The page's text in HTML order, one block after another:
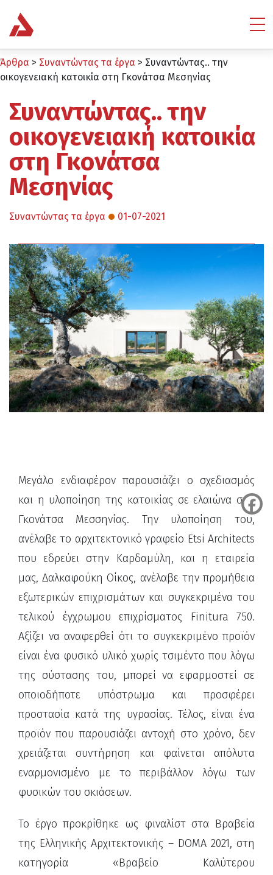
Άρθρα > Συναντώντας τα έργα > Συναντώντας.. την
οικογενειακή κατοικία στη Γκονάτσα Μεσηνίας
Συναντώντας.. την
οικογενειακή κατοικία
στη Γκονάτσα
Μεσηνίας
Συναντώντας τα έργα 01-07-2021
Μεγάλο ενδιαφέρον παρουσιάζει ο σχεδιασμός
και η υλοποίηση της κατοικίας σε ελαιώνα στη
Γκονάτσα Μεσσηνίας. Την υλοποίηση του,
ανέλαβε το αρχιτεκτονικό γραφείο Etsi Architects
που εδρεύει στην Καρδαμύλη, και η εταιρεία
μας, Δαλκαφούκη Οίκος, ανέλαβε την προμήθεια
εξωτερικών επιχρισμάτων και συγκεκριμένα του
τελικού έγχρωμου επιχρίσματος Finitura 750.
Αξίζει να αναφερθεί ότι το συγκεκριμένο προϊόν
είναι ένα φυσικό υλικό χωρίς τσιμέντο που λόγω
της σύστασης του, μπορεί να εφαρμοστεί σε
οποιοδήποτε υπόστρωμα και προσφέρει
προστασία κατά της υγρασίας. Τέλος, είναι ένα
προϊόν που παρουσιάζει αντοχή στο χρόνο, δεν
χρειάζεται συντήρηση και φαίνεται απόλυτα
εναρμονισμένο με το περιβάλλον λόγω των
φυσικών του σκιάσεων.
Το έργο προκρίθηκε ως φιναλίστ στα Βραβεία
της Ελληνικής Αρχιτεκτονικής – DOMA 2021, στη
κατηγορία «Βραβείο Καλύτερου